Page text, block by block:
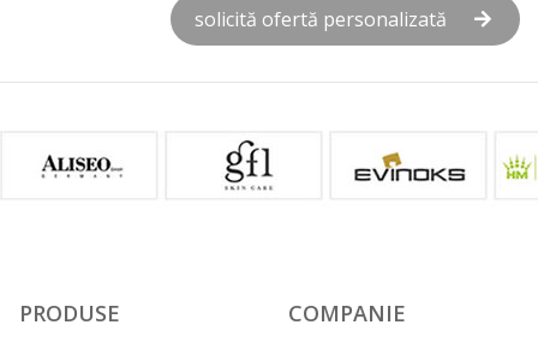
solicită ofertă personalizată
PRODUSE COMPANIE